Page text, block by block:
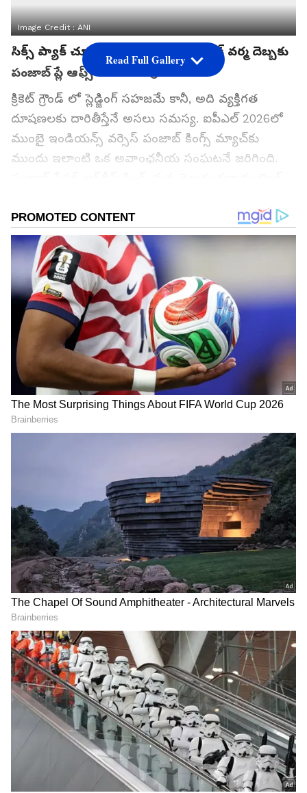
Image Credit :ANI
సిక్స్ ప్యాక్ చూపిస్తూ స్వీట్ రివేంజ్.. తిలక్ వర్మ దెబ్బకు
పంజాబ్ ప్లే ఆఫ్స్ ఆశలు అవుట్ !
క్రికెట్ గ్రౌండ్ లో స్లెడ్జింగ్ సహజమే కానీ, అది వ్యక్తిగత
దూషణలకు దారితీస్తేనే అసలు సమస్య. ఐపీఎల్ 2026లో
ముంబై ఇండియన్స్ వర్సెస్ పంజాబ్ కింగ్స్ మ్యాచ్‌కు
ముందు ఇలాంటి ఒక అవాంఛనీయ సంఘటనే జరిగింది.
పుట్టిస్తున్నాయి. అయితే, తిలక్ వర్మ దీనికి నోటితో
సమాధానం చెప్పలేదు.. తన బ్యాట్‌తోనే అర్ష్‌దీప్‌కు సినిమా
చూపించాడు. ధర్మశాలలో జరిగిన ఈ హై-వోల్టేజ్ పోరులో
ముంబై 6 వికెట్ల తేడాతో ఘనవిజయం సాధించింది.
గూగుల్‌లో ఆసక్తికరమైన సమాచారం కోసం ఏసియానెట్ తెలుగు
ను మీ ఫ్రిఫర్డ్ సోర్స్ గా ఎంచుకోండి
2
4
Image Credit :X/Vipintiwari952
అసలేం జరిగింది? “నల్లోడా” వివాదం వెనుక కథ ఇదే
మ్యాచ్ ప్రారంభానికి ముందు సరదాగా సాగిన ఒక వీడియో
షూట్‌లో అర్ష్‌దీప్ సింగ్ హద్దులు దాటాడు. తిలక్ వర్మను
ఉద్దేశించి హిందీలో "ఓయ్ అంధేరే" (అంటే నల్లోడా అని
Read Full Gallery